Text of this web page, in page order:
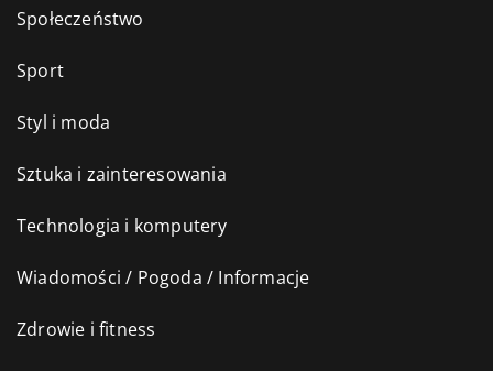
Społeczeństwo
Sport
Styl i moda
Sztuka i zainteresowania
Technologia i komputery
Wiadomości / Pogoda / Informacje
Zdrowie i fitness